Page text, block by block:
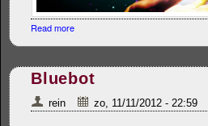
Read more
Bluebot
rein zo, 11/11/2012 - 22:59